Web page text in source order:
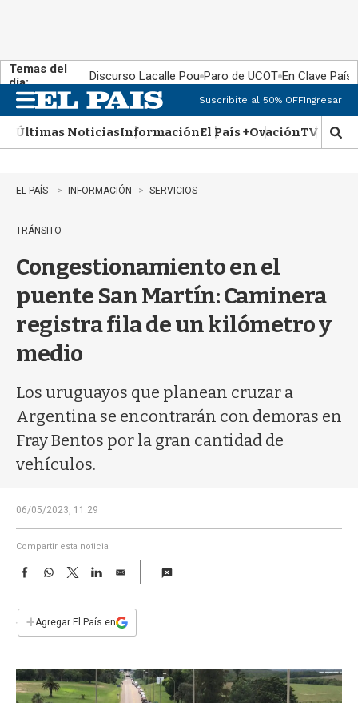
Temas del
día:
Discurso Lacalle Pou Paro de UCOT En Clave País
n
u
Suscribite al 50% OFFIngresar
Últimas NoticiasInformaciónEl País +OvaciónTV Show
M
o
EL PAÍS INFORMACIÓN SERVICIOS
TRÁNSITO
Congestionamiento en el
puente San Martín: Caminera
registra fila de un kilómetro y
medio
Los uruguayos que planean cruzar a
Argentina se encontrarán con demoras en
Fray Bentos por la gran cantidad de
vehículos.
06/05/2023, 11:29
Compartir esta noticia
F
e
b
k
W
s
p
T
w
t
L
n
E
i
l
+Agregar El País en